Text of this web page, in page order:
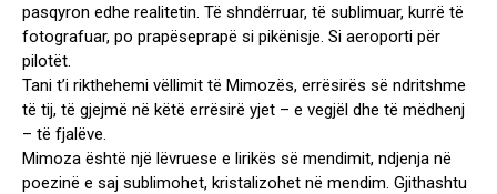
pasqyron edhe realitetin. Të shndërruar, të sublimuar, kurrë të
fotografuar, po prapëseprapë si pikënisje. Si aeroporti për
pilotët.
Tani t’i rikthehemi vëllimit të Mimozës, errësirës së ndritshme
të tij, të gjejmë në këtë errësirë yjet – e vegjël dhe të mëdhenj
– të fjalëve.
Mimoza është një lëvruese e lirikës së mendimit, ndjenja në
poezinë e saj sublimohet, kristalizohet në mendim. Gjithashtu